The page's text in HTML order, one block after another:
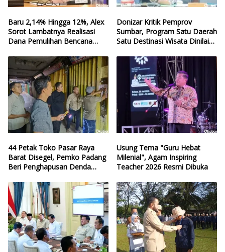
Baru 2,14% Hingga 12%, Alex
Sorot Lambatnya Realisasi
Dana Pemulihan Bencana
Donizar Kritik Pemprov
Sumbar, Program Satu Daerah
Satu Destinasi Wisata Dinilai
44 Petak Toko Pasar Raya
Barat Disegel, Pemko Padang
Beri Penghapusan Denda
Usung Tema "Guru Hebat
Milenial", Agam Inspiring
Teacher 2026 Resmi Dibuka